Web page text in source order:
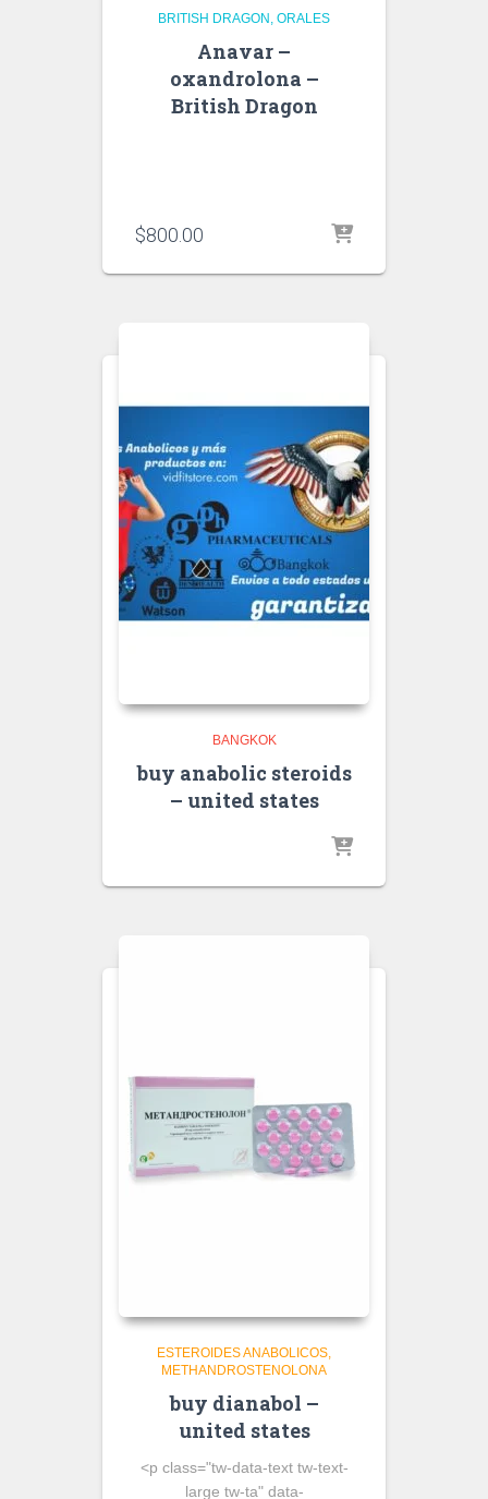
BRITISH DRAGON ORALES
Anavar –
oxandrolona –
British Dragon
$800.00
BANGKOK
buy anabolic steroids
– united states
ESTEROIDES ANABOLICOS
METHANDROSTENOLONA
buy dianabol –
united states
<p class="tw-data-text tw-text-
large tw-ta" data-